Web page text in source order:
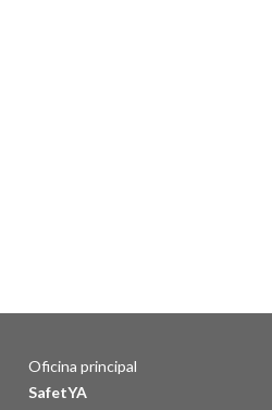
Oficina principal
SafetYA